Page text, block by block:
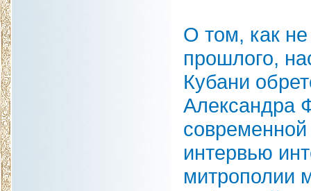
О том, как
прошлого,
Кубани
Александра
интервью
митрополии